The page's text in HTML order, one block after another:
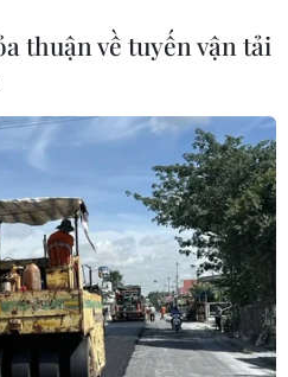
chung cư
không
tục đất
thuận về tuyến vận tải